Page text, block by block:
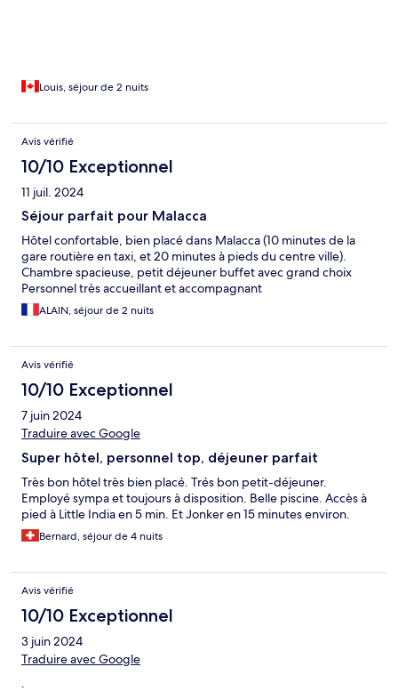
Louis, séjour de 2 nuits
Avis vérifié
10/10 Exceptionnel
11 juil. 2024
Séjour parfait pour Malacca
Hôtel confortable, bien placé dans Malacca (10 minutes de la
gare routière en taxi, et 20 minutes à pieds du centre ville).
Chambre spacieuse, petit déjeuner buffet avec grand choix
Personnel très accueillant et accompagnant
ALAIN, séjour de 2 nuits
Avis vérifié
10/10 Exceptionnel
7 juin 2024
Traduire avec Google
Super hôtel, personnel top, déjeuner parfait
Très bon hôtel très bien placé. Trés bon petit-déjeuner.
Employé sympa et toujours à disposition. Belle piscine. Accès à
pied à Little India en 5 min. Et Jonker en 15 minutes environ.
Bernard, séjour de 4 nuits
Avis vérifié
10/10 Exceptionnel
3 juin 2024
Traduire avec Google
.